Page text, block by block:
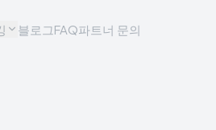
블로그FAQ파트너 문의